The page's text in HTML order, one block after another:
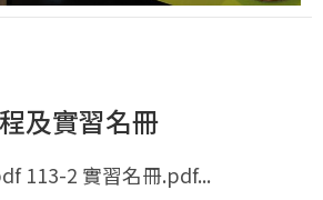
及實習名冊
113-2 實習名冊.pdf...